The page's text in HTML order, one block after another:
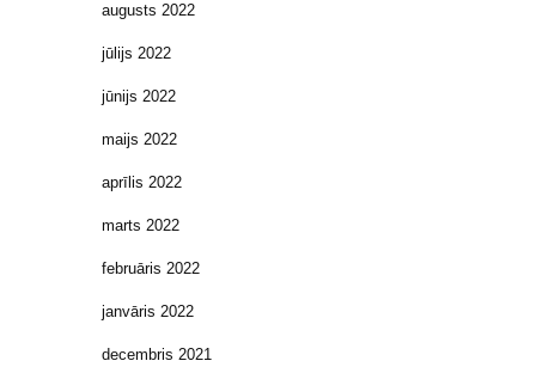
augusts 2022
jūlijs 2022
jūnijs 2022
maijs 2022
aprīlis 2022
marts 2022
februāris 2022
janvāris 2022
decembris 2021